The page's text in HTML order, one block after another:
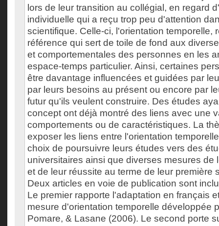
lors de leur transition au collégial, en regard
individuelle qui a reçu trop peu d'attention
scientifique. Celle-ci, l'orientation temporelle,
référence qui sert de toile de fond aux
et comportementales des personnes en les
espace-temps particulier. Ainsi, certaines
être davantage influencées et guidées par
par leurs besoins au présent ou encore par
futur qu'ils veulent construire. Des études
concept ont déjà montré des liens avec une
comportements ou de caractéristiques. La
exposer les liens entre l'orientation
choix de poursuivre leurs études vers des
universitaires ainsi que diverses mesures de
et de leur réussite au terme de leur première
Deux articles en voie de publication sont
Le premier rapporte l'adaptation en français
mesure d'orientation temporelle développée
Pomare, & Lasane (2006). Le second porte